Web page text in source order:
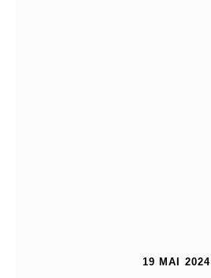
19 MAI 2024